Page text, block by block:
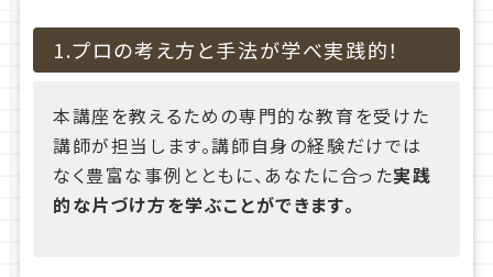
1.プロの考え方と手法が学べ実践的！
本講座を教えるための専門的な教育を受けた
講師が担当します。講師自身の経験だけでは
なく豊富な事例とともに、あなたに合った実践
的な片づけ方を学ぶことができます。